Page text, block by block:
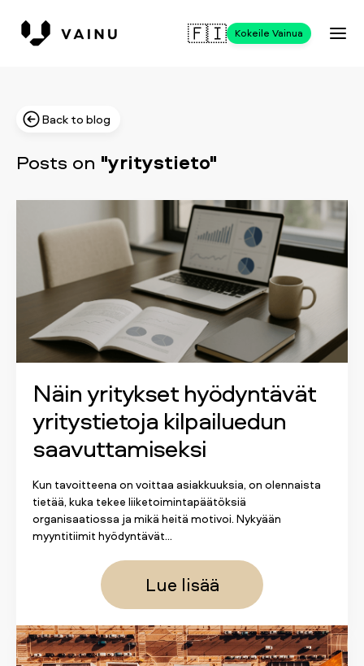
🇫🇮 Kokeile Vainua
Back to blog
Posts on "yritystieto"
Näin yritykset hyödyntävät
yritystietoja kilpailuedun
saavuttamiseksi
Kun tavoitteena on voittaa asiakkuuksia, on olennaista
tietää, kuka tekee liiketoimintapäätöksiä
organisaatiossa ja mikä heitä motivoi. Nykyään
myyntitiimit hyödyntävät...
Lue lisää